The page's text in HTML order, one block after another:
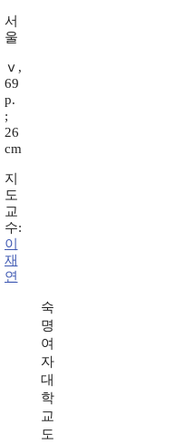
서
울
ⅴ,
69
p.
;
26
cm
지
도
교
수:
이
재
연
숙
명
여
자
대
학
교
도